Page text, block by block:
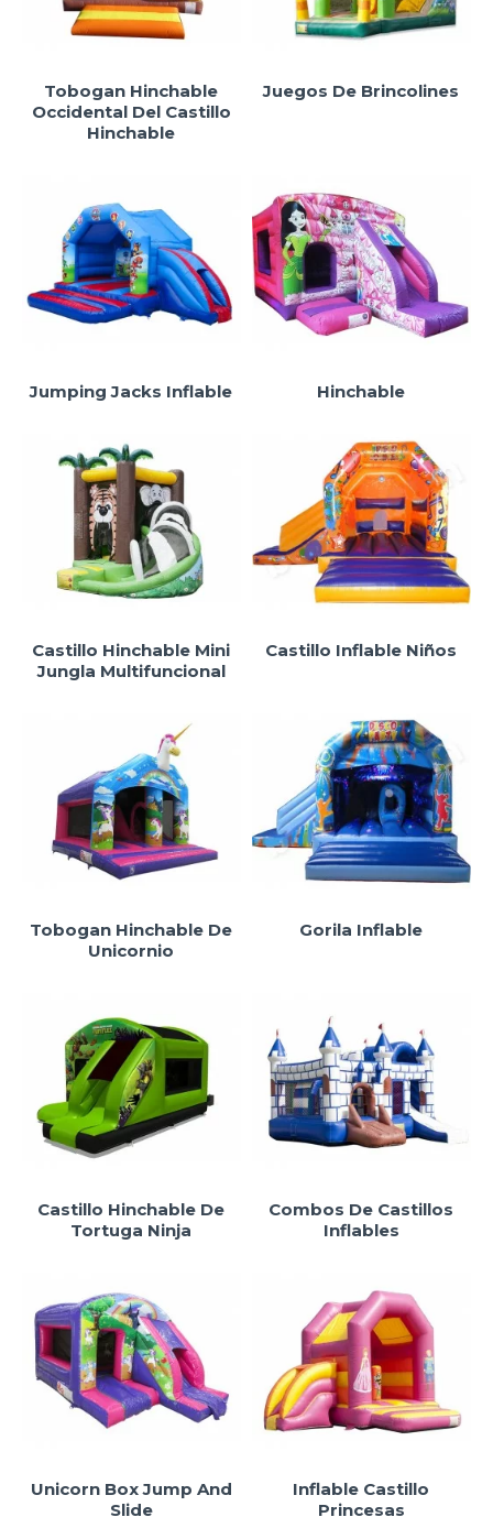
Tobogan Hinchable
Occidental Del Castillo
Hinchable
Juegos De Brincolines
Jumping Jacks Inflable Hinchable
Castillo Hinchable Mini
Jungla Multifuncional
Castillo Inflable Niños
Tobogan Hinchable De
Unicornio
Gorila Inflable
Castillo Hinchable De
Tortuga Ninja
Combos De Castillos
Inflables
Unicorn Box Jump And
Slide
Inflable Castillo
Princesas